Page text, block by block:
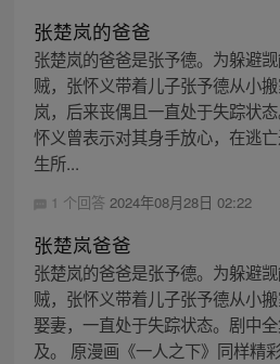
张楚岚的爸爸
张楚岚的爸爸是张予德。为躲避
贼，张怀义带着儿子张予德从小
岚，后来丧偶且一直处于失踪状
怀义曾表示对其身手放心，在逃
生所...
1 个回答 2024年08月28日 02:22
张楚岚爸爸
张楚岚的爸爸是张予德。为躲避
贼，张怀义带着儿子张予德从小
娶妻，一直处于失踪状态。剧中
及。 原漫画《一人之下》同样精